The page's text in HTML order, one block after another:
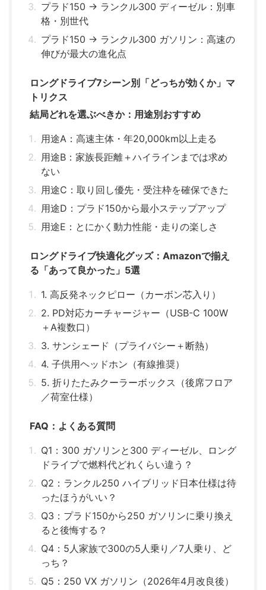
プラド150 → ランクル300 ディーゼル：別車
格・別世代
プラド150 → ランクル300 ガソリン：高速の
伸びが最大の進化点
ロングドライブ7シーン別「どっちが効くか」マ
トリクス
結局どれを選ぶべきか：用途別おすすめ
用途A：高速主体・年20,000km以上走る
用途B：家族長距離＋ハイラインまでは求め
ない
用途C：取り回し優先・受注枠を確保できた
用途D：プラド150から最小ステップアップ
用途E：とにかく動力性能・走りの楽しさ
ロングドライブ快適化グッズ：Amazonで揃え
る「あって良かった」5選
1. 高反発ネックピロー（カーボン芯入り）
2. PD対応カーチャージャー（USB-C 100W
＋A複数口）
3. サンシェード（プライバシー＋断熱）
4. 子供用ヘッドホン（有線推奨）
5. 折りたたみクーラーボックス（後席フロア
／荷室仕様）
FAQ：よくある質問
Q1：300 ガソリンと300 ディーゼル、ロング
ドライブで燃料代どれくらい違う？
Q2：ランクル250 ハイブリッド日本仕様は待
ったほうがいい？
Q3：プラド150から250 ガソリンに乗り換え
ると後悔する？
Q4：5人家族で300の5人乗り／7人乗り、ど
っち？
Q5：250 VX ガソリン（2026年4月改良後）